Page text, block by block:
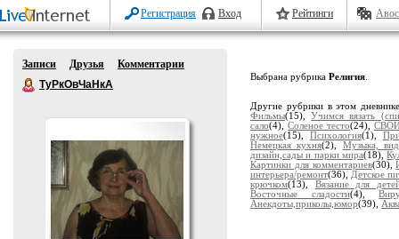
Регистрация Вход Рейтинги
Записи Друзья
Комментарии
ТуРкОвЧаНкА
Выбрана рубрика Религия
Другие рубрики в этом
Фильмы(15),Учимся вязать
сало(4), Соленое тесто(24),
нужное(15), Психология(1),
Немецкая кухня(2), Музыка,
дизайн,сады и парки мира(18),
Картинки для комментариев(30),
интерьера/ремонт(36), Детское
крючком(13), Вязание для
Восточные сладости(4),
Анекдоты,приколы,юмор(39),